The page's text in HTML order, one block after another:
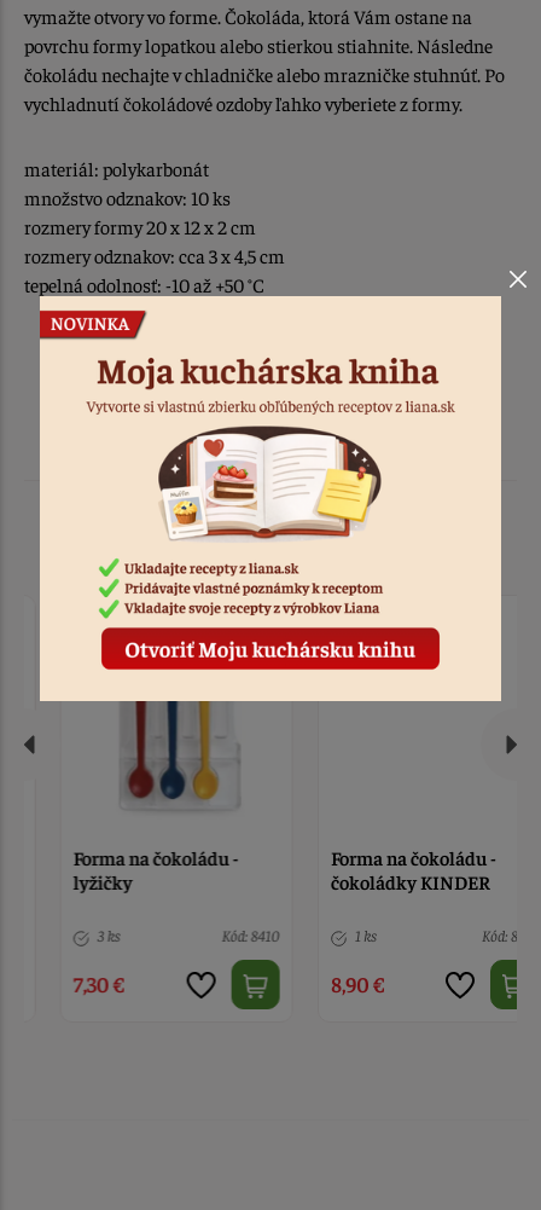
vymažte otvory vo forme. Čokoláda, ktorá Vám ostane na
povrchu formy lopatkou alebo stierkou stiahnite. Následne
čokoládu nechajte v chladničke alebo mrazničke stuhnúť. Po
vychladnutí čokoládové ozdoby ľahko vyberiete z formy.
materiál: polykarbonát
množstvo odznakov: 10 ks
rozmery formy 20 x 12 x 2 cm
rozmery odznakov: cca 3 x 4,5 cm
tepelná odolnosť: -10 až +50 °C
Podobné produkty
Forma na čokoládu -
lyžičky
3 ks Kód: 8410
7,30 €
Forma na čokoládu -
čokoládky KINDER
1 ks Kód: 8416
8,90 €